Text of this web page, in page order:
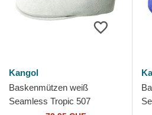
Kangol
Baskenmützen weiß
Seamless Tropic 507